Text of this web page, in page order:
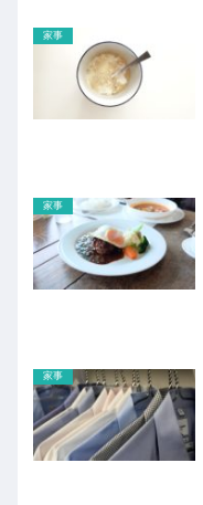
家事
家事
家事